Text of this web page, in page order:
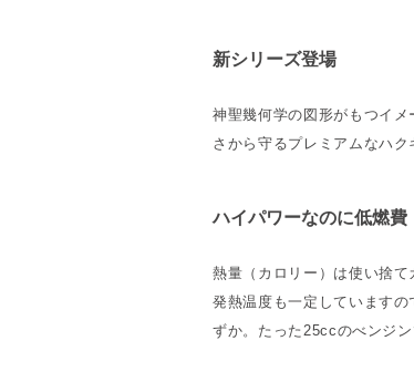
新シリーズ登場
神聖幾何学の図形がもつイ
さから守るプレミアムなハク
ハイパワーなのに低燃費
熱量（カロリー）は使い捨て
発熱温度も一定しています
ずか。たった25ccのべンジ